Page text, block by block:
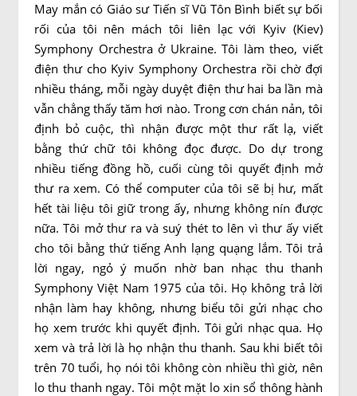
May mắn có Giáo sư Tiến sĩ Vũ Tôn Bình biết sự bối
rối của tôi nên mách tôi liên lạc với Kyiv (Kiev)
Symphony Orchestra ở Ukraine. Tôi làm theo, viết
điện thư cho Kyiv Symphony Orchestra rồi chờ đợi
nhiều tháng, mỗi ngày duyệt điện thư hai ba lần mà
vẫn chẳng thấy tăm hơi nào. Trong cơn chán nản, tôi
định bỏ cuộc, thì nhận được một thư rất lạ, viết
bằng thứ chữ tôi không đọc được. Do dự trong
nhiều tiếng đồng hồ, cuối cùng tôi quyết định mở
thư ra xem. Có thể computer của tôi sẽ bị hư, mất
hết tài liệu tôi giữ trong ấy, nhưng không nín được
nữa. Tôi mở thư ra và suý thét to lên vì thư ấy viết
cho tôi bằng thứ tiếng Anh lạng quạng lắm. Tôi trả
lời ngay, ngỏ ý muốn nhờ ban nhạc thu thanh
Symphony Việt Nam 1975 của tôi. Họ không trả lời
nhận làm hay không, nhưng biểu tôi gửi nhạc cho
họ xem trước khi quyết định. Tôi gửi nhạc qua. Họ
xem và trả lời là họ nhận thu thanh. Sau khi biết tôi
trên 70 tuổi, họ nói tôi không còn nhiều thì giờ, nên
lo thu thanh ngay. Tôi một mặt lo xin sổ thông hành